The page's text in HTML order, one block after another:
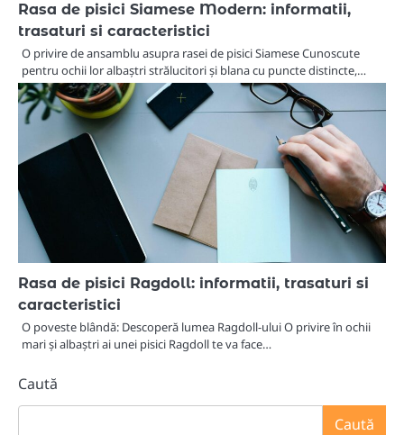
Rasa de pisici Siamese Modern: informatii,
trasaturi si caracteristici
O privire de ansamblu asupra rasei de pisici Siamese Cunoscute
pentru ochii lor albaștri strălucitori și blana cu puncte distincte,…
Rasa de pisici Ragdoll: informatii, trasaturi si
caracteristici
O poveste blândă: Descoperă lumea Ragdoll-ului O privire în ochii
mari și albaștri ai unei pisici Ragdoll te va face…
Caută
Caută